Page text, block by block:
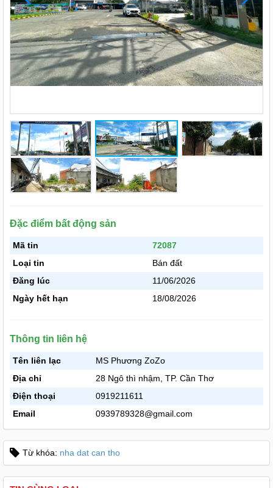
Đặc điểm bất động sản
Mã tin
72087
Loại tin
Bán đất
Đăng lúc
11/06/2026
Ngày hết hạn
18/08/2026
Thông tin liên hệ
Tên liên lạc
MS Phương ZoZo
Địa chỉ
28 Ngô thì nhậm, TP. Cần Thơ
Điện thoại
0919211611
Email
0939789328@gmail.com
Từ khóa: nha dat can tho